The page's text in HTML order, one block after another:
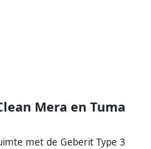
Mera en Tuma
met de Geberit Type 3